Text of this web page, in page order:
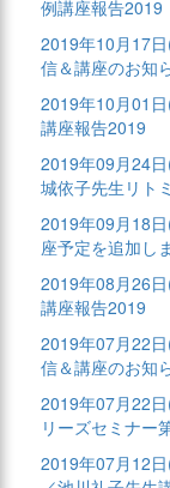
例講座報告2019
2019年10月17
信＆講座のお知
2019年10月01
講座報告2019
2019年09月24
城依子先生リト
2019年09月18
座予定を追加し
2019年08月26
講座報告2019
2019年07月22
信＆講座のお知
2019年07月22
リーズセミナー
2019年07月12